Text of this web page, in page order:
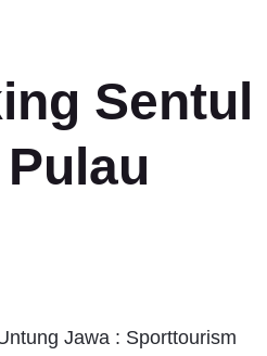
Sentul
Jawa : Sporttourism